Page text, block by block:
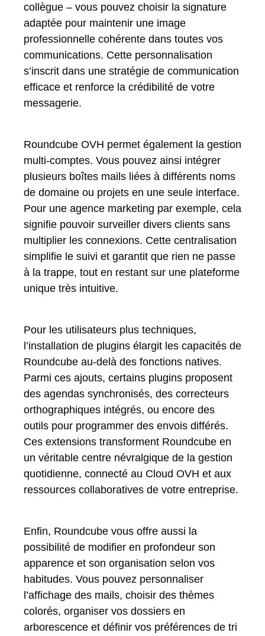
collègue – vous pouvez choisir la signature
adaptée pour maintenir une image
professionnelle cohérente dans toutes vos
communications. Cette personnalisation
s’inscrit dans une stratégie de communication
efficace et renforce la crédibilité de votre
messagerie.
Roundcube OVH permet également la gestion
multi-comptes. Vous pouvez ainsi intégrer
plusieurs boîtes mails liées à différents noms
de domaine ou projets en une seule interface.
Pour une agence marketing par exemple, cela
signifie pouvoir surveiller divers clients sans
multiplier les connexions. Cette centralisation
simplifie le suivi et garantit que rien ne passe
à la trappe, tout en restant sur une plateforme
unique très intuitive.
Pour les utilisateurs plus techniques,
l’installation de plugins élargit les capacités de
Roundcube au-delà des fonctions natives.
Parmi ces ajouts, certains plugins proposent
des agendas synchronisés, des correcteurs
orthographiques intégrés, ou encore des
outils pour programmer des envois différés.
Ces extensions transforment Roundcube en
un véritable centre névralgique de la gestion
quotidienne, connecté au Cloud OVH et aux
ressources collaboratives de votre entreprise.
Enfin, Roundcube vous offre aussi la
possibilité de modifier en profondeur son
apparence et son organisation selon vos
habitudes. Vous pouvez personnaliser
l’affichage des mails, choisir des thèmes
colorés, organiser vos dossiers en
arborescence et définir vos préférences de tri